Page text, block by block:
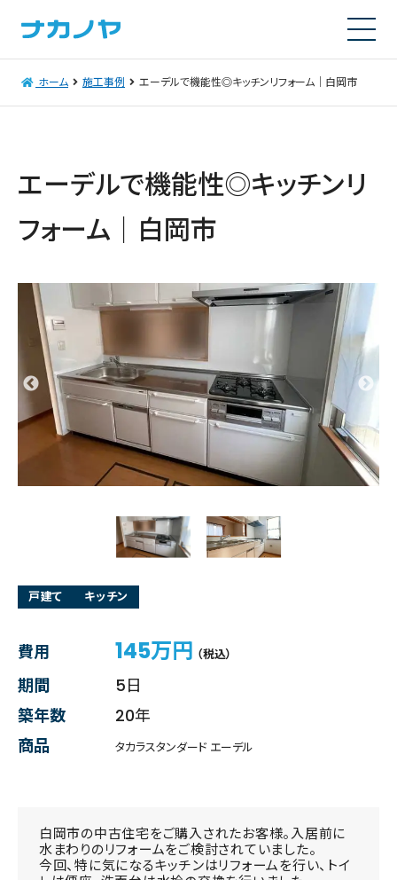
ホーム 施工事例 エーデルで機能性◎キッチンリフォーム｜白岡市
エーデルで機能性◎キッチンリ
フォーム｜白岡市
戸建て キッチン
費用 145万円 （税込）
期間
5日
築年数
20年
商品
タカラスタンダード エーデル
白岡市の中古住宅をご購入されたお客様。入居前に
水まわりのリフォームをご検討されていました。
今回、特に気になるキッチンはリフォームを行い、トイ